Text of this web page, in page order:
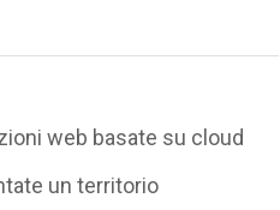
web basate su cloud
un territorio